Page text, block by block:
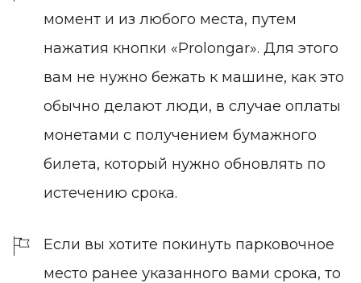
момент и из любого места, путем
нажатия кнопки «Prolongar». Для этого
вам не нужно бежать к машине, как это
обычно делают люди, в случае оплаты
монетами с получением бумажного
билета, который нужно обновлять по
истечению срока.
Если вы хотите покинуть парковочное
место ранее указанного вами срока, то